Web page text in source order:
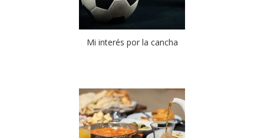
Mi interés por la cancha